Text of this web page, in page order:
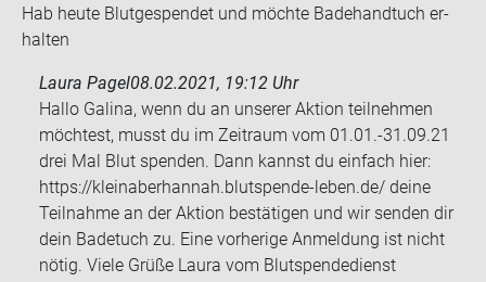
Hab heute Blut­ge­spen­det und möch­te Ba­de­hand­tuch er­
hal­ten
Laura Pagel08.02.2021, 19:12 Uhr
Hallo Galina, wenn du an unserer Aktion teilnehmen
möchtest, musst du im Zeitraum vom 01.01.-31.09.21
drei Mal Blut spenden. Dann kannst du einfach hier:
https://kleinaberhannah.blutspende-leben.de/ deine
Teilnahme an der Aktion bestätigen und wir senden dir
dein Badetuch zu. Eine vorherige Anmeldung ist nicht
nötig. Viele Grüße Laura vom Blutspendedienst